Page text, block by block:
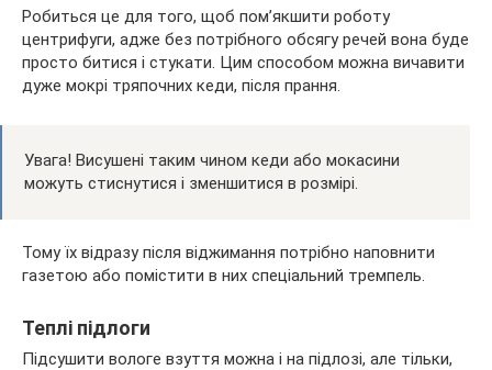
Робиться це для того, щоб пом’якшити роботу
центрифуги, адже без потрібного обсягу речей вона буде
просто битися і стукати. Цим способом можна вичавити
дуже мокрі тряпочних кеди, після прання.
Увага! Висушені таким чином кеди або мокасини
можуть стиснутися і зменшитися в розмірі.
Тому їх відразу після віджимання потрібно наповнити
газетою або помістити в них спеціальний тремпель.
Теплі підлоги
Підсушити вологе взуття можна і на підлозі, але тільки,